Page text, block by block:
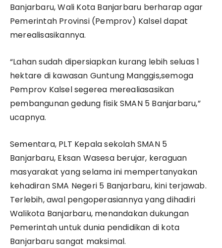
Banjarbaru, Wali Kota Banjarbaru berharap agar
Pemerintah Provinsi (Pemprov) Kalsel dapat
merealisasikannya.
“Lahan sudah dipersiapkan kurang lebih seluas 1
hektare di kawasan Guntung Manggis,semoga
Pemprov Kalsel segerea merealiasasikan
pembangunan gedung fisik SMAN 5 Banjarbaru,”
ucapnya.
Sementara, PLT Kepala sekolah SMAN 5
Banjarbaru, Eksan Wasesa berujar, keraguan
masyarakat yang selama ini mempertanyakan
kehadiran SMA Negeri 5 Banjarbaru, kini terjawab.
Terlebih, awal pengoperasiannya yang dihadiri
Walikota Banjarbaru, menandakan dukungan
Pemerintah untuk dunia pendidikan di kota
Banjarbaru sangat maksimal.